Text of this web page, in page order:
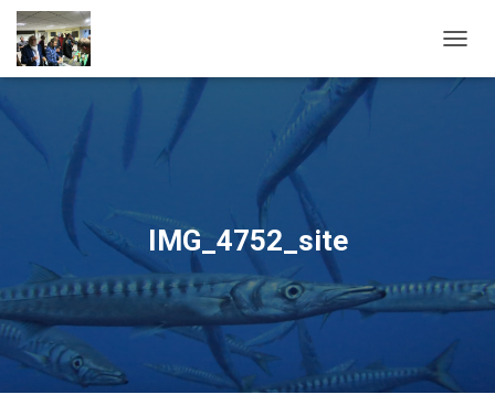
IMG_4752_site